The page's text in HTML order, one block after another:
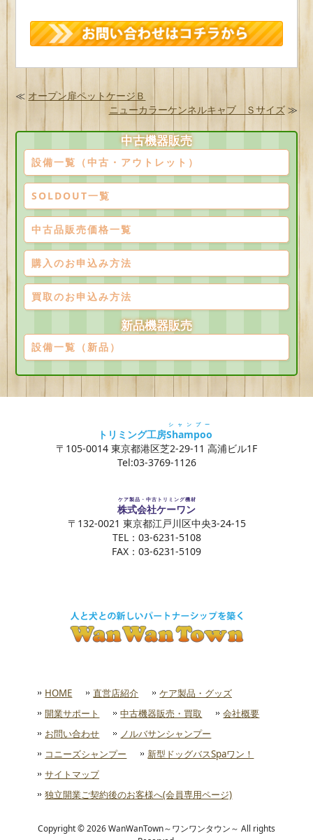
≪ オープン扉ペットケージＢ
ニューカラーケンネルキャブ Ｓサイズ≫
中古機器販売
設備一覧（中古・アウトレット）
SOLDOUT一覧
中古品販売価格一覧
購入のお申込み方法
買取のお申込み方法
新品機器販売
設備一覧（新品）
トリミング工房Shampoo
シャンプー
〒105-0014 東京都港区芝2-29-11 高浦ビル1F
Tel:03-3769-1126
株式会社ケーワン
ケア製品・中古トリミング機材
〒132-0021 東京都江戸川区中央3-24-15
TEL：03-6231-5108
FAX：03-6231-5109
HOME 直営店紹介
ケア製品・グッズ
開業サポート
中古機器販売・買取
会社概要
お問い合わせ
ノルバサンシャンプー
コニーズシャンプー
新型ドッグバスSpaワン！
サイトマップ
独立開業ご契約後のお客様へ(会員専用ページ)
Copyright © 2026 WanWanTown～ワンワンタウン～ All rights